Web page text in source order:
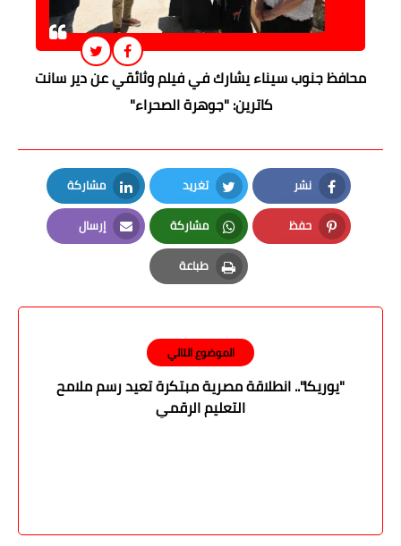
محافظ جنوب سيناء يشارك في فيلم وثائقي عن دير سانت
كاترين: "جوهرة الصحراء"
نشر
Facebook
تغريد
Twitter
مشاركة
LinkedIn
حفظ
Pinterest
مشاركة
Whatsapp
إرسال
Email
طباعة
Print
الموضوع التالي
"يوريكا".. انطلاقة مصرية مبتكرة تعيد رسم ملامح
التعليم الرقمي